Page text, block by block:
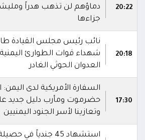
20:22
دماؤهم لن تذهب هدراً
جزاءها
20:18
نائب رئيس مجلس القيادة
شهداء قوات الطوارئ اليمنية
العدوان الحوثي الغادر
17:30
السفارة الأمريكية لدى
حضرموت ومأرب دليل جديد
وتعازينا لأسر الجنود اليمنيين
استشهاد 45 جندياً